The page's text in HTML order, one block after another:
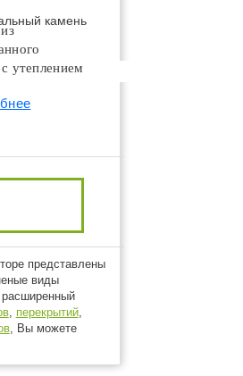
утеплением
представлены
виды
, перекрытий,
, Вы можете